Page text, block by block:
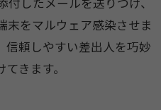
末をマルウェア感染させま
信頼しやすい差出人を巧妙
きます。​